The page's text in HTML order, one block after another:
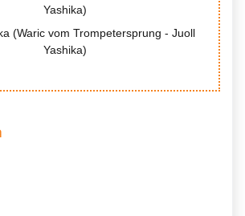
(Waric vom Trompetersprung - Juoll
Yashika)